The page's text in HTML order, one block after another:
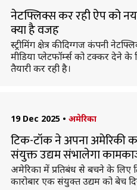
नेटफ्लिक्स कर रही ऐप को
क्या है वजह
स्ट्रीमिंग क्षेत्र की दिग्गज कंपनी
मीडिया प्लेटफॉर्म्स को टक्कर देने
तैयारी कर रही है।
19 Dec 2025 • अमेरिका
टिक-टॉक ने अपना अमेरिकी
संयुक्त उद्यम संभालेगा
अमेरिका में प्रतिबंध से बचने के लिए
कारोबार एक संयुक्त उद्यम को बेच